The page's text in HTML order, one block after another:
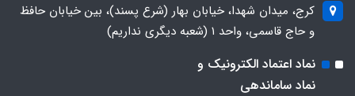
کرج، میدان شهدا، خیابان بهار (شرع پسند)، بین خیابان حافظ
و حاج قاسمی، واحد ۱ (شعبه دیگری نداریم)
نماد اعتماد الکترونیک و
نماد ساماندهی